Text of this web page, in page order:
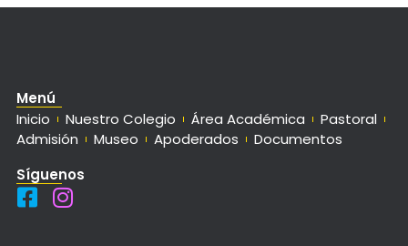
Menú
Inicio
Nuestro Colegio Área Académica
Pastoral
Admisión
Museo Apoderados
Documentos
Síguenos